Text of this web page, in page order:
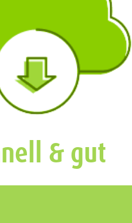
& gut
also Nachtschichten
fertig zu werden,
entsprechend teurer.